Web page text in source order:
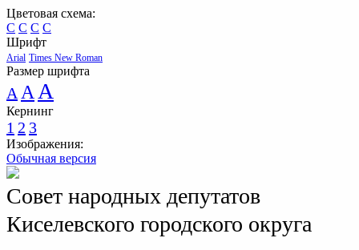
Цветовая схема:
C C C C
Шрифт
Arial Times New Roman
Размер шрифта
A A A
Кернинг
1 2 3
Изображения:
Обычная версия
Совет народных депутатов
Киселевского городского округа